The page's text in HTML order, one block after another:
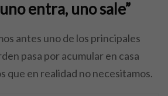
entra, uno sale”
antes uno de los principales
pasa por acumular en casa
que en realidad no necesitamos.